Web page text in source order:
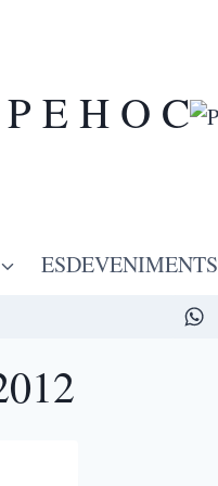
P E H O C
ESDEVENIMENTS